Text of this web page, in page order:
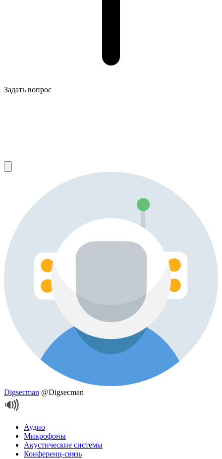
Задать вопрос
Digsecman @Digsecman
Аудио
Микрофоны
Акустические системы
Конференц-связь